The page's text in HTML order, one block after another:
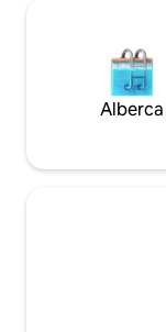
Alberca